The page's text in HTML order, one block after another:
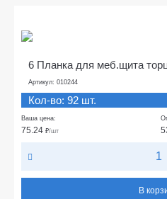
6 Планка для меб.щита
Артикул: 010244
Кол-во: 92 шт.
Ваша цена:
75.24 ₽/шт
В